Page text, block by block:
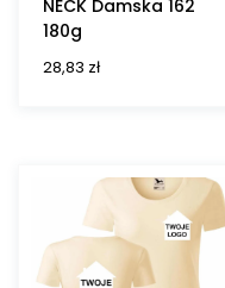
NECK Damska 162
180g
28,83 zł